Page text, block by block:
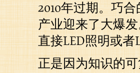
2010年过期。巧
产业迎来了大爆
直接LED照明或者
正是因为知识的